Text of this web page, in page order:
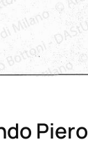
Piero